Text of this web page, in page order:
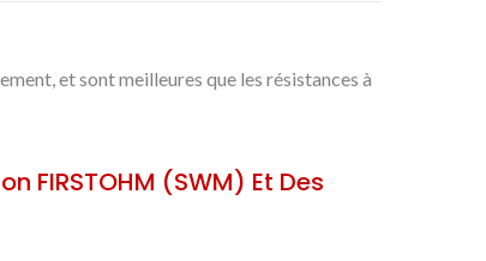
et sont meilleures que les résistances à
FIRSTOHM (SWM) Et Des